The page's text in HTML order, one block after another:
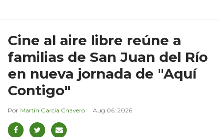
Cine al aire libre reúne a
familias de San Juan del Río
en nueva jornada de "Aquí
Contigo"
Martín García Chavero Aug 06, 2026